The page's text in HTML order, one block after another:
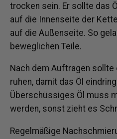
trocken sein. Er sollte das
auf die Innenseite der
auf die Außenseite. So
beweglichen Teile.
Nach dem Auftragen
ruhen, damit das Öl
Überschüssiges Öl muss
werden, sonst zieht es
Regelmäßige